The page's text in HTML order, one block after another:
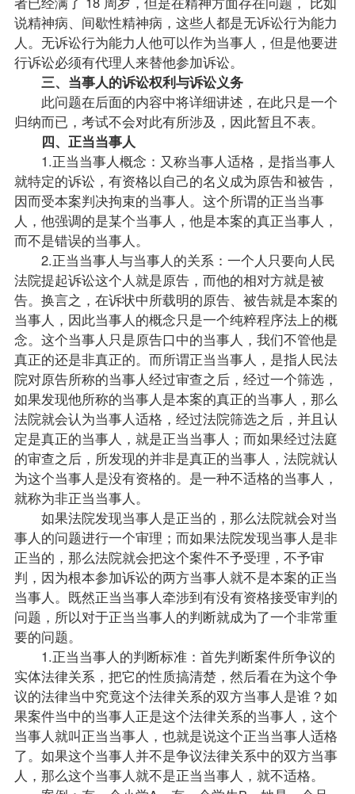
说精神病、间歇性精神病，这些人都是无诉讼行为能力
人。无诉讼行为能力人他可以作为当事人，但是他要进
行诉讼必须有代理人来替他参加诉讼。
三、当事人的诉讼权利与诉讼义务
此问题在后面的内容中将详细讲述，在此只是一个
归纳而已，考试不会对此有所涉及，因此暂且不表。
四、正当当事人
1.正当当事人概念：又称当事人适格，是指当事人
就特定的诉讼，有资格以自己的名义成为原告和被告，
因而受本案判决拘束的当事人。这个所谓的正当当事
人，他强调的是某个当事人，他是本案的真正当事人，
而不是错误的当事人。
2.正当当事人与当事人的关系：一个人只要向人民
法院提起诉讼这个人就是原告，而他的相对方就是被
告。换言之，在诉状中所载明的原告、被告就是本案的
当事人，因此当事人的概念只是一个纯粹程序法上的概
念。这个当事人只是原告口中的当事人，我们不管他是
真正的还是非真正的。而所谓正当当事人，是指人民法
院对原告所称的当事人经过审查之后，经过一个筛选，
如果发现他所称的当事人是本案的真正的当事人，那么
法院就会认为当事人适格，经过法院筛选之后，并且认
定是真正的当事人，就是正当当事人；而如果经过法庭
的审查之后，所发现的并非是真正的当事人，法院就认
为这个当事人是没有资格的。是一种不适格的当事人，
就称为非正当当事人。
如果法院发现当事人是正当的，那么法院就会对当
事人的问题进行一个审理；而如果法院发现当事人是非
正当的，那么法院就会把这个案件不予受理，不予审
判，因为根本参加诉讼的两方当事人就不是本案的正当
当事人。既然正当当事人牵涉到有没有资格接受审判的
问题，所以对于正当当事人的判断就成为了一个非常重
要的问题。
1.正当当事人的判断标准：首先判断案件所争议的
实体法律关系，把它的性质搞清楚，然后看在为这个争
议的法律当中究竟这个法律关系的双方当事人是谁？如
果案件当中的当事人正是这个法律关系的当事人，这个
当事人就叫正当当事人，也就是说这个正当当事人适格
了。如果这个当事人并不是争议法律关系中的双方当事
人，那么这个当事人就不是正当当事人，就不适格。